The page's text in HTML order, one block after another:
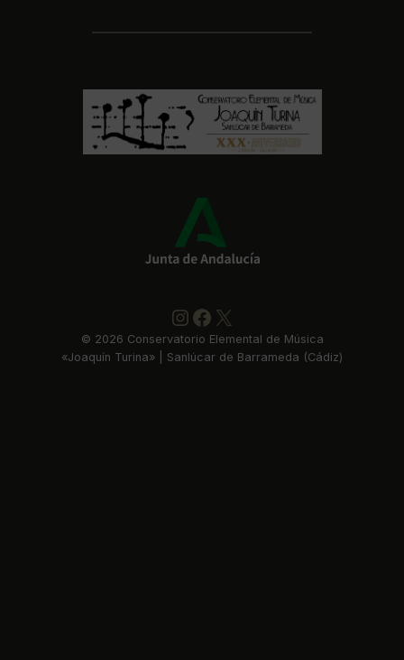
Instagram
https://
X
© 2026 Conservatorio Elemental de Música
«Joaquín Turina» | Sanlúcar de Barrameda (Cádiz)